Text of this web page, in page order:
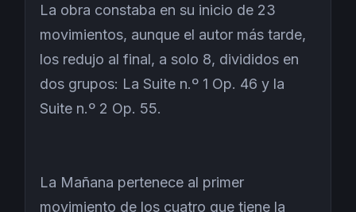
La obra constaba en su inicio de 23
movimientos, aunque el autor más tarde,
los redujo al final, a solo 8, divididos en
dos grupos: La Suite n.º 1 Op. 46 y la
Suite n.º 2 Op. 55.
La Mañana pertenece al primer
movimiento de los cuatro que tiene la